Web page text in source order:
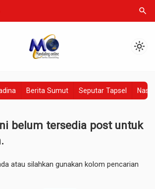
search
light_mode
Berita Sumut Seputar Tapsel
belum tersedia post untuk
atau silahkan gunakan kolom pencarian